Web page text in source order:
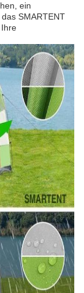
ein
SMARTENT